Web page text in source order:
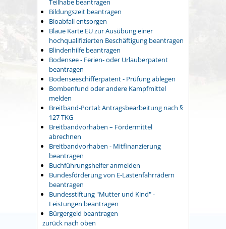
Teilhabe beantragen
Bildungszeit beantragen
Bioabfall entsorgen
Blaue Karte EU zur Ausübung einer
hochqualifizierten Beschäftigung beantragen
Blindenhilfe beantragen
Bodensee - Ferien- oder Urlauberpatent
beantragen
Bodenseeschifferpatent - Prüfung ablegen
Bombenfund oder andere Kampfmittel
melden
Breitband-Portal: Antragsbearbeitung nach §
127 TKG
Breitbandvorhaben – Fördermittel
abrechnen
Breitbandvorhaben - Mitfinanzierung
beantragen
Buchführungshelfer anmelden
Bundesförderung von E-Lastenfahrrädern
beantragen
Bundesstiftung "Mutter und Kind" -
Leistungen beantragen
Bürgergeld beantragen
zurück nach oben